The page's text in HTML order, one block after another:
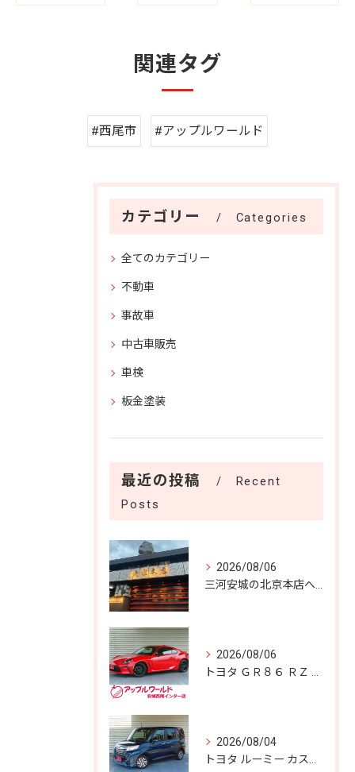
関連タグ
#西尾市 #アップルワールド
カテゴリー Categories
全てのカテゴリー
不動車
事故車
中古車販売
車検
板金塗装
最近の投稿
Recent
Posts
2026/08/06
2026/08/06
2026/08/04